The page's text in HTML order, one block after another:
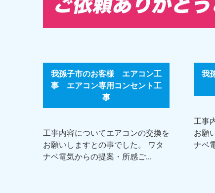
我孫子市のお客様 エアコン工
事 エアコン専用コンセント工
事
工事内容についてエアコンの交換を
お願いしますとの事でした。 ワタ
ナベ電気からの提案・所感ご...
我
工事
お願
ナベ